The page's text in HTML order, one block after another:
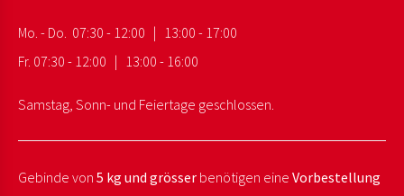
Mo. - Do. 07:30 - 12:00 | 13:00 - 17:00
Fr. 07:30 - 12:00 | 13:00 - 16:00
Samstag, Sonn- und Feiertage geschlossen.
Gebinde von 5 kg und grösser benötigen eine Vorbestellung